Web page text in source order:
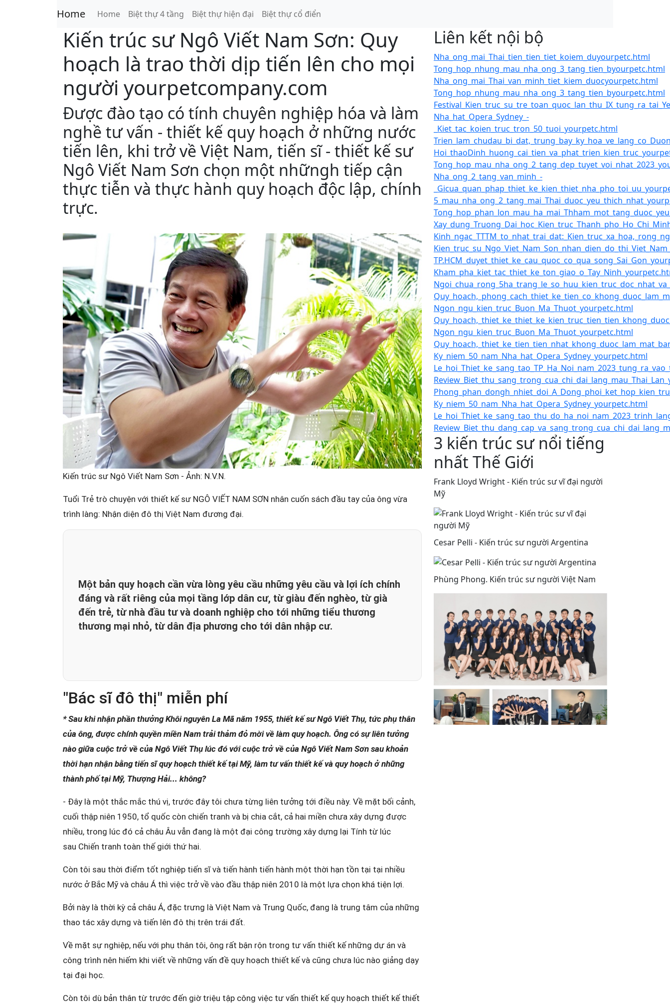
Home Home Biệt thự 4 tầng Biệt thự hiện đại Biệt thự cổ điển
Kiến trúc sư Ngô Viết Nam Sơn: Quy
hoạch là trao thời dịp tiến lên cho mọi
người yourpetcompany.com
Được đào tạo có tính chuyên nghiệp hóa và làm
nghề tư vấn - thiết kế quy hoạch ở những nước
tiến lên, khi trở về Việt Nam, tiến sĩ - thiết kế sư
Ngô Viết Nam Sơn chọn một nhữngh tiếp cận
thực tiễn và thực hành quy hoạch độc lập, chính
trực.
Kiến trúc sư Ngô Viết Nam Sơn - Ảnh: N.V.N.
Tuổi Trẻ trò chuyện với thiết kế sư NGÔ VIẾT NAM SƠN nhân cuốn sách đầu tay của ông vừa
trình làng: Nhận diện đô thị Việt Nam đương đại.
Một bản quy hoạch cần vừa lòng yêu cầu những yêu cầu và lợi ích chính
đáng và rất riêng của mọi tầng lớp dân cư, từ giàu đến nghèo, từ già
đến trẻ, từ nhà đầu tư và doanh nghiệp cho tới những tiểu thương
thương mại nhỏ, từ dân địa phương cho tới dân nhập cư.
"Bác sĩ đô thị" miễn phí
* Sau khi nhận phần thưởng Khôi nguyên La Mã năm 1955, thiết kế sư Ngô Viết Thụ, tức phụ thân
của ông, được chính quyền miền Nam trải thảm đỏ mời về làm quy hoạch. Ông có sự liên tưởng
nào giữa cuộc trở về của Ngô Viết Thụ lúc đó với cuộc trở về của Ngô Viết Nam Sơn sau khoản
thời hạn nhận bằng tiến sĩ quy hoạch thiết kế tại Mỹ, làm tư vấn thiết kế và quy hoạch ở những
thành phố tại Mỹ, Thượng Hải... không?
- Đây là một thắc mắc thú vị, trước đây tôi chưa từng liên tưởng tới điều này. Về mặt bối cảnh,
cuối thập niên 1950, tổ quốc còn chiến tranh và bị chia cắt, cả hai miền chưa xây dựng được
nhiều, trong lúc đó cả châu Âu vẫn đang là một đại công trường xây dựng lại Tính từ lúc
sau Chiến tranh toàn thế giới thứ hai.
Còn tôi sau thời điểm tốt nghiệp tiến sĩ và tiến hành tiến hành một thời hạn tồn tại tại nhiều
nước ở Bắc Mỹ và châu Á thì việc trở về vào đầu thập niên 2010 là một lựa chọn khá tiện lợi.
Bởi này là thời kỳ cả châu Á, đặc trưng là Việt Nam và Trung Quốc, đang là trung tâm của những
thao tác xây dựng và tiến lên đô thị trên trái đất.
Về mặt sự nghiệp, nếu với phụ thân tôi, ông rất bận rộn trong tư vấn thiết kế những dự án và
công trình nên hiếm khi viết về những vấn đề quy hoạch thiết kế và cũng chưa lúc nào giảng dạy
tại đại học.
Còn tôi dù bản thân từ trước đến giờ triệu tập công việc tư vấn thiết kế quy hoạch thiết kế thiết
Liên kết nội bộ
Nha_ong_mai_Thai_tien_tien_tiet_koiem_duyourpetc.html
Tong_hop_nhung_mau_nha_ong_3_tang_tien_byourpetc.html
Nha_ong_mai_Thai_van_minh_tiet_kiem_duocyourpetc.html
Tong_hop_nhung_mau_nha_ong_3_tang_tien_byourpetc.html
Nha_hat_Opera_Sydney_-
_Kiet_tac_koien_truc_tron_50_tuoi_yourpetc.html
Nha_ong_2_tang_van_minh_-
Ngon_ngu_kien_truc_Buon_Ma_Thuot_yourpetc.html
Ngon_ngu_kien_truc_Buon_Ma_Thuot_yourpetc.html
Ky_niem_50_nam_Nha_hat_Opera_Sydney_yourpetc.html
Ky_niem_50_nam_Nha_hat_Opera_Sydney_yourpetc.html
3 kiến trúc sư nổi tiếng
nhất Thế Giới
Frank Lloyd Wright - Kiến trúc sư vĩ đại người
Mỹ
Cesar Pelli - Kiến trúc sư người Argentina
Phùng Phong. Kiến trúc sư người Việt Nam